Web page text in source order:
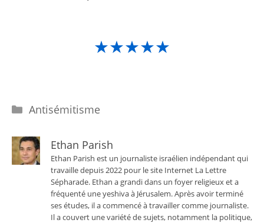
★★★★★
Catégories
Antisémitisme
Ethan Parish
Ethan Parish est un journaliste israélien indépendant qui
travaille depuis 2022 pour le site Internet La Lettre
Sépharade. Ethan a grandi dans un foyer religieux et a
fréquenté une yeshiva à Jérusalem. Après avoir terminé
ses études, il a commencé à travailler comme journaliste.
Il a couvert une variété de sujets, notamment la politique,